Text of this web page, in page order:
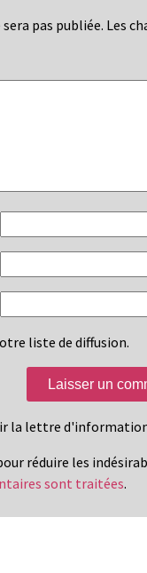
pas publiée. Les
liste de diffusion.
la lettre
réduire les
sont traitées.